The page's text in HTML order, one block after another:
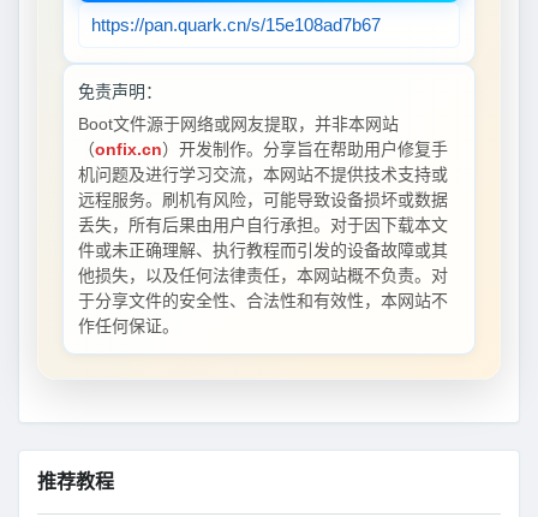
https://pan.quark.cn/s/15e108ad7b67
免责声明：
Boot文件源于网络或网友提取，并非本网站
（onfix.cn）开发制作。分享旨在帮助用户修复手
机问题及进行学习交流，本网站不提供技术支持或
远程服务。刷机有风险，可能导致设备损坏或数据
丢失，所有后果由用户自行承担。对于因下载本文
件或未正确理解、执行教程而引发的设备故障或其
他损失，以及任何法律责任，本网站概不负责。对
于分享文件的安全性、合法性和有效性，本网站不
作任何保证。
推荐教程